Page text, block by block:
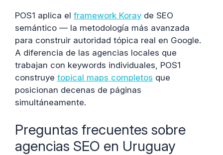
POS1 aplica el framework Koray de SEO
semántico — la metodología más avanzada
para construir autoridad tópica real en Google.
A diferencia de las agencias locales que
trabajan con keywords individuales, POS1
construye topical maps completos que
posicionan decenas de páginas
simultáneamente.
Preguntas frecuentes sobre
agencias SEO en Uruguay